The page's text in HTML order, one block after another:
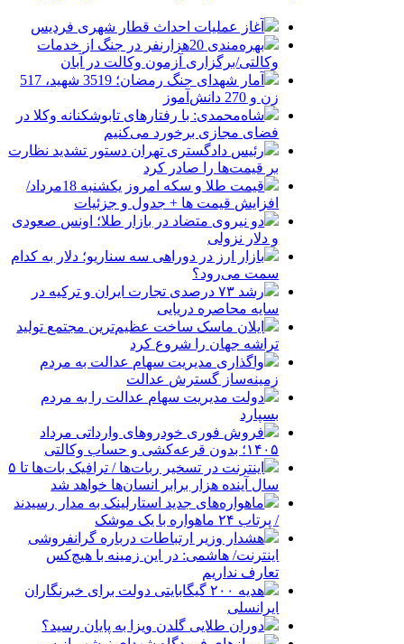
آغاز عملیات احداث قطار شهری فردیس
بهره‌مندی 20هزارنفر در جنگ از خدمات
وکالتی/برگزاری آزمون وکالت در آبان
آمار شهدای جنگ رمضان؛ 3519 شهید، 517
زن و 270 دانش‌آموز
شاه‌محمدی: با رفتارهای تابوشکنانه وکلا در
فضای مجازی برخورد می‌کنیم
رئیس دادگستری تهران دستور تشدید نظارت
بر قیمت‌ها را صادر کرد
قیمت طلا و سکه امروز یکشنبه 18مرداد/
افزایش قیمت ها + جدول و جزئیات
دو نیروی متضاد در بازار طلا؛ اونس صعودی
و دلار نزولی
بازار ارز در دوراهی سه سناریو؛ دلار به کدام
سمت می‌رود؟
رشد ۷۳ درصدی تجارت ایران و ترکیه در
سایه محاصره دریایی
ایلان ماسک ساخت عظیم‌ترین مجتمع تولید
تراشه جهان را شروع کرد
واگذاری مدیریت سهام عدالت به مردم
زمینه‌ساز گسترش عدالت
دولت مدیریت سهام عدالت را به مردم
بسپارد
فروش فوری خودروهای وارداتی مرداد
۱۴۰۵؛ بدون قرعه‌کشی و حساب وکالتی
اینترنت در تسخیر ربات‌ها / ترافیک بات‌ها تا ۵
سال آینده هزار برابر انسان‌ها خواهد شد
ماهواره‌های جدید استارلینک به مدار رسیدند
/ پرتاب ۲۴ ماهواره با یک موشک
هشدار وزیر ارتباطات درباره گرانفروشی
اینترنت/ هاشمی: در این زمینه با هیچ‌کس
تعارف نداریم
هدیه ۲۰۰ گیگابایتی دولت برای خبرنگاران
ایرانسلی
دوران طلایی گلدن ویزا به پایان رسید؟